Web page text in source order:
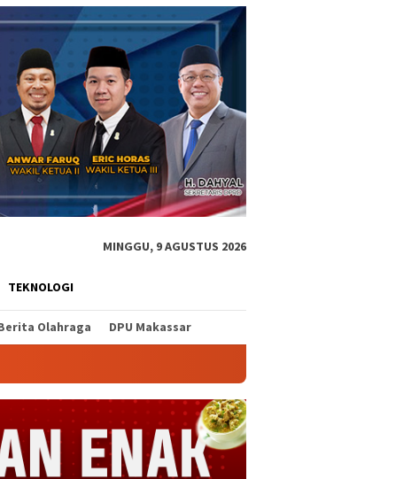
MINGGU, 9 AGUSTUS 2026
TEKNOLOGI
Olahraga DPU Makassar